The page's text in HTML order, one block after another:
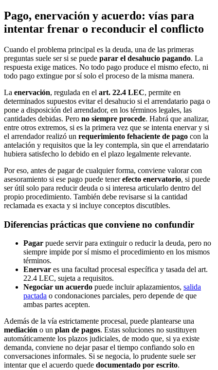
Pago, enervación y acuerdo: vías para
intentar frenar o reconducir el conflicto
Cuando el problema principal es la deuda, una de las primeras
preguntas suele ser si se puede parar el desahucio pagando. La
respuesta exige matices. No todo pago produce el mismo efecto, ni
todo pago extingue por sí solo el proceso de la misma manera.
La enervación, regulada en el art. 22.4 LEC, permite en
determinados supuestos evitar el desahucio si el arrendatario paga o
pone a disposición del arrendador, en los términos legales, las
cantidades debidas. Pero no siempre procede. Habrá que analizar,
entre otros extremos, si es la primera vez que se intenta enervar y si
el arrendador realizó un requerimiento fehaciente de pago con la
antelación y requisitos que la ley contempla, sin que el arrendatario
hubiera satisfecho lo debido en el plazo legalmente relevante.
Por eso, antes de pagar de cualquier forma, conviene valorar con
asesoramiento si ese pago puede tenerefecto enervatorio, si puede
ser útil solo para reducir deuda o si interesa articularlo dentro del
propio procedimiento. También debe revisarse si la cantidad
reclamada es exacta y si incluye conceptos discutibles.
Diferencias prácticas que conviene no confundir
Pagar puede servir para extinguir o reducir la deuda, pero no
siempre impide por sí mismo el procedimiento en los mismos
términos.
Enervar es una facultad procesal específica y tasada del art.
22.4 LEC, sujeta a requisitos.
Negociar un acuerdo puede incluir aplazamientos, salida
pactada o condonaciones parciales, pero depende de que
ambas partes acepten.
Además de la vía estrictamente procesal, puede plantearse una
mediación o un plan de pagos. Estas soluciones no sustituyen
automáticamente los plazos judiciales, de modo que, si ya existe
demanda, conviene no dejar pasar el tiempo confiando solo en
conversaciones informales. Si se negocia, lo prudente suele ser
intentar que el acuerdo quede documentado por escrito.